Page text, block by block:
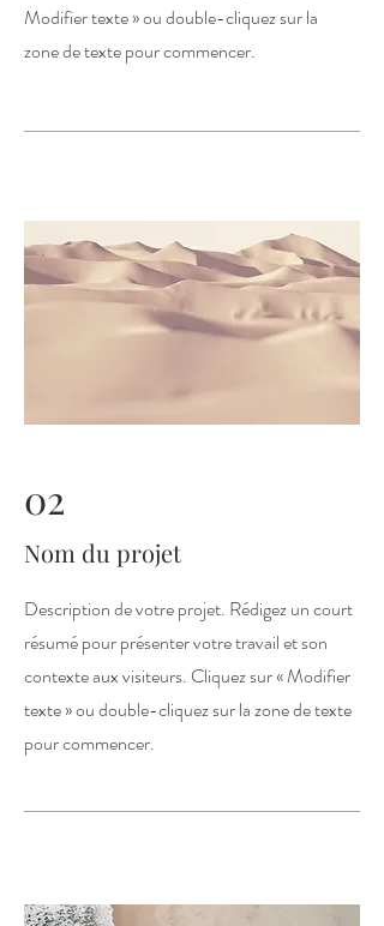
Modifier texte » ou double-cliquez sur la
zone de texte pour commencer.
02
Nom du projet
Description de votre projet. Rédigez un court
résumé pour présenter votre travail et son
contexte aux visiteurs. Cliquez sur « Modifier
texte » ou double-cliquez sur la zone de texte
pour commencer.